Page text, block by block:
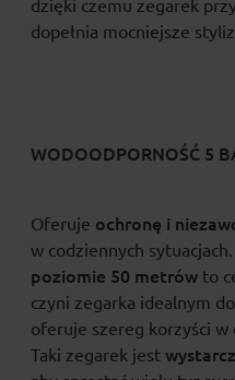
dzięki czemu zegarek
dopełnia mocniejsze
WODOODPORNOŚĆ 5
Oferuje ochronę i
w codziennych sytuacjach.
poziomie 50 metrów to
czyni zegarka idealnym do
oferuje szereg korzyści w
Taki zegarek jest